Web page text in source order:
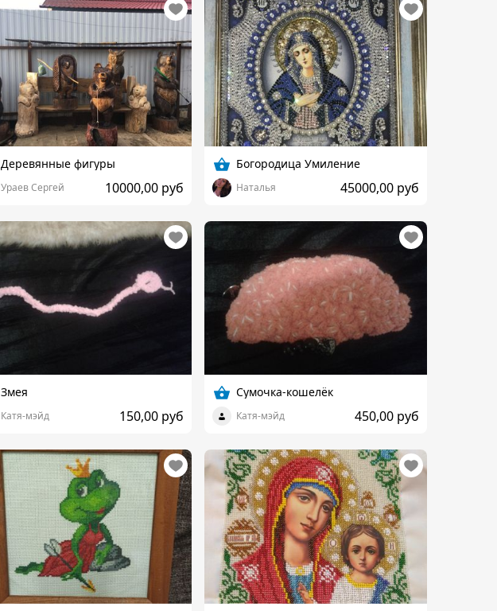
Деревянные фигуры
Ураев Сергей 10000,00 руб
Богородица Умиление
Наталья 45000,00 руб
Змея
Катя-мэйд 150,00 руб
Сумочка-кошелёк
Катя-мэйд 450,00 руб